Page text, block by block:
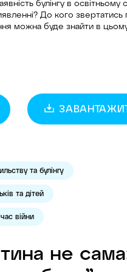
булінгу в
До кого
можна буде знайти в
та булінгу
та дітей
війни
не